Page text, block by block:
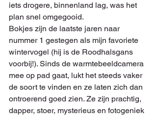
iets drogere, binnenland lag, was het
plan snel omgegooid.
Bokjes zijn de laatste jaren naar
nummer 1 gestegen als mijn favoriete
wintervogel (hij is de Roodhalsgans
voorbij!). Sinds de warmtebeeldcamera
mee op pad gaat, lukt het steeds vaker
de soort te vinden en ze laten zich dan
ontroerend goed zien. Ze zijn prachtig,
dapper, stoer, mysterieus en fotogeniek